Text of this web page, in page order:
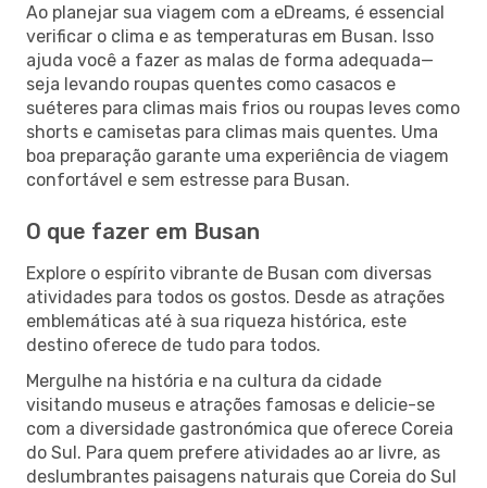
Ao planejar sua viagem com a eDreams, é essencial
verificar o clima e as temperaturas em Busan. Isso
ajuda você a fazer as malas de forma adequada—
seja levando roupas quentes como casacos e
suéteres para climas mais frios ou roupas leves como
shorts e camisetas para climas mais quentes. Uma
boa preparação garante uma experiência de viagem
confortável e sem estresse para Busan.
O que fazer em Busan
Explore o espírito vibrante de Busan com diversas
atividades para todos os gostos. Desde as atrações
emblemáticas até à sua riqueza histórica, este
destino oferece de tudo para todos.
Mergulhe na história e na cultura da cidade
visitando museus e atrações famosas e delicie-se
com a diversidade gastronómica que oferece Coreia
do Sul. Para quem prefere atividades ao ar livre, as
deslumbrantes paisagens naturais que Coreia do Sul